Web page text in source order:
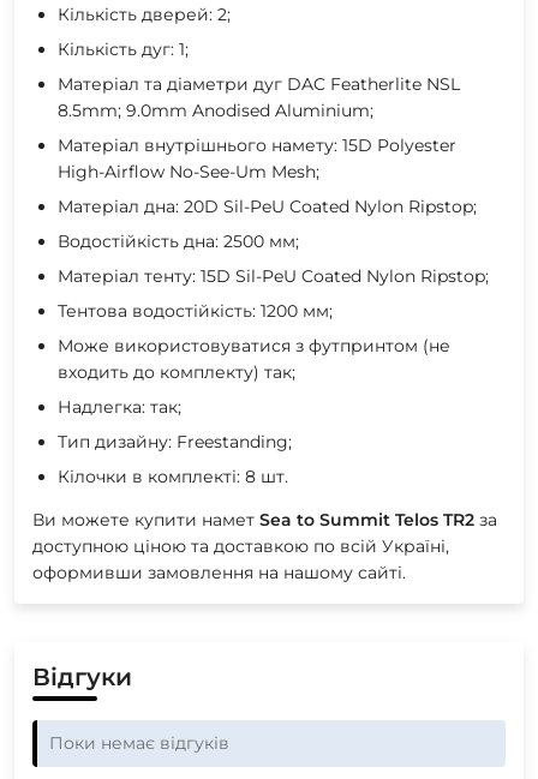
Кількість дверей: 2;
Кількість дуг: 1;
Матеріал та діаметри дуг DAC Featherlite NSL
8.5mm; 9.0mm Anodised Aluminium;
Матеріал внутрішнього намету: 15D Polyester
High-Airflow No-See-Um Mesh;
Матеріал дна: 20D Sil-PeU Coated Nylon Ripstop;
Водостійкість дна: 2500 мм;
Матеріал тенту: 15D Sil-PeU Coated Nylon Ripstop;
Тентова водостійкість: 1200 мм;
Може використовуватися з футпринтом (не
входить до комплекту) так;
Надлегка: так;
Тип дизайну: Freestanding;
Кілочки в комплекті: 8 шт.
Ви можете купити намет Sea to Summit Telos TR2 за
доступною ціною та доставкою по всій Україні,
оформивши замовлення на нашому сайті.
Відгуки
Поки немає відгуків